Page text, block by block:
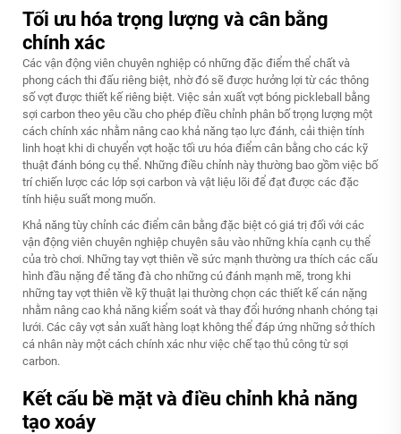
Tối ưu hóa trọng lượng và cân bằng
chính xác
Các vận động viên chuyên nghiệp có những đặc điểm thể chất và
phong cách thi đấu riêng biệt, nhờ đó sẽ được hưởng lợi từ các thông
số vợt được thiết kế riêng biệt. Việc sản xuất vợt bóng pickleball bằng
sợi carbon theo yêu cầu cho phép điều chỉnh phân bố trọng lượng một
cách chính xác nhằm nâng cao khả năng tạo lực đánh, cải thiện tính
linh hoạt khi di chuyển vợt hoặc tối ưu hóa điểm cân bằng cho các kỹ
thuật đánh bóng cụ thể. Những điều chỉnh này thường bao gồm việc bố
trí chiến lược các lớp sợi carbon và vật liệu lõi để đạt được các đặc
tính hiệu suất mong muốn.
Khả năng tùy chỉnh các điểm cân bằng đặc biệt có giá trị đối với các
vận động viên chuyên nghiệp chuyên sâu vào những khía cạnh cụ thể
của trò chơi. Những tay vợt thiên về sức mạnh thường ưa thích các cấu
hình đầu nặng để tăng đà cho những cú đánh mạnh mẽ, trong khi
những tay vợt thiên về kỹ thuật lại thường chọn các thiết kế cán nặng
nhằm nâng cao khả năng kiểm soát và thay đổi hướng nhanh chóng tại
lưới. Các cây vợt sản xuất hàng loạt không thể đáp ứng những sở thích
cá nhân này một cách chính xác như việc chế tạo thủ công từ sợi
carbon.
Kết cấu bề mặt và điều chỉnh khả năng
tạo xoáy